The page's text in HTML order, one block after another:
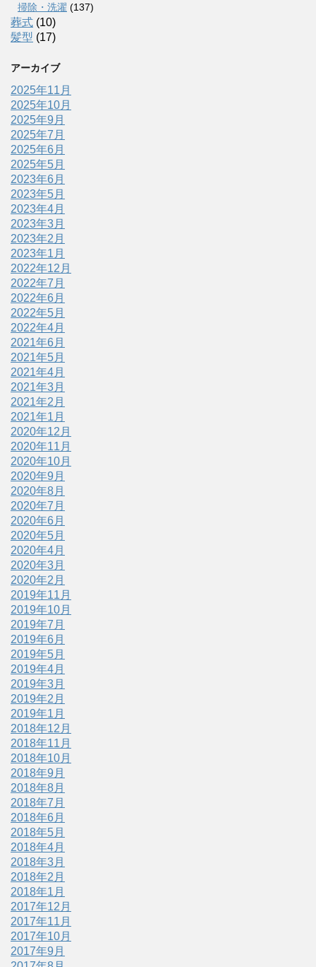
掃除・洗濯 (137)
葬式 (10)
髪型 (17)
アーカイブ
2025年11月
2025年10月
2025年9月
2025年7月
2025年6月
2025年5月
2023年6月
2023年5月
2023年4月
2023年3月
2023年2月
2023年1月
2022年12月
2022年7月
2022年6月
2022年5月
2022年4月
2021年6月
2021年5月
2021年4月
2021年3月
2021年2月
2021年1月
2020年12月
2020年11月
2020年10月
2020年9月
2020年8月
2020年7月
2020年6月
2020年5月
2020年4月
2020年3月
2020年2月
2019年11月
2019年10月
2019年7月
2019年6月
2019年5月
2019年4月
2019年3月
2019年2月
2019年1月
2018年12月
2018年11月
2018年10月
2018年9月
2018年8月
2018年7月
2018年6月
2018年5月
2018年4月
2018年3月
2018年2月
2018年1月
2017年12月
2017年11月
2017年10月
2017年9月